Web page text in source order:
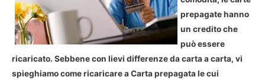
prepagate hanno
un credito che
può essere
ricaricato. Sebbene con lievi differenze da carta a carta, vi
spieghiamo come ricaricare a Carta prepagata le cui